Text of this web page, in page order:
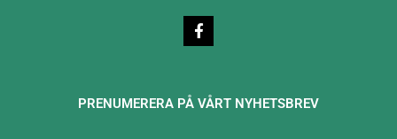
PRENUMERERA PÅ VÅRT NYHETSBREV